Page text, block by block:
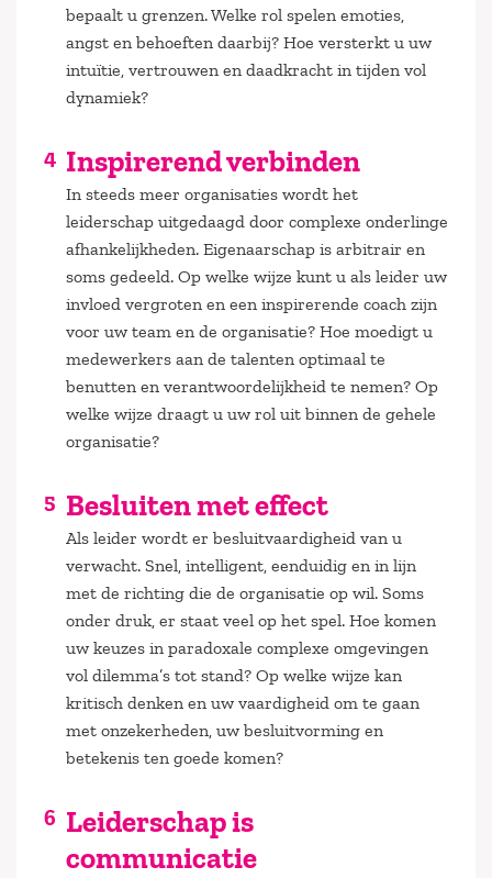
bepaalt u grenzen. Welke rol spelen emoties,
angst en behoeften daarbij? Hoe versterkt u uw
intuïtie, vertrouwen en daadkracht in tijden vol
dynamiek?
Inspirerend verbinden
In steeds meer organisaties wordt het
leiderschap uitgedaagd door complexe onderlinge
afhankelijkheden. Eigenaarschap is arbitrair en
soms gedeeld. Op welke wijze kunt u als leider uw
invloed vergroten en een inspirerende coach zijn
voor uw team en de organisatie? Hoe moedigt u
medewerkers aan de talenten optimaal te
benutten en verantwoordelijkheid te nemen? Op
welke wijze draagt u uw rol uit binnen de gehele
organisatie?
Besluiten met effect
Als leider wordt er besluitvaardigheid van u
verwacht. Snel, intelligent, eenduidig en in lijn
met de richting die de organisatie op wil. Soms
onder druk, er staat veel op het spel. Hoe komen
uw keuzes in paradoxale complexe omgevingen
vol dilemma’s tot stand? Op welke wijze kan
kritisch denken en uw vaardigheid om te gaan
met onzekerheden, uw besluitvorming en
betekenis ten goede komen?
Leiderschap is
communicatie